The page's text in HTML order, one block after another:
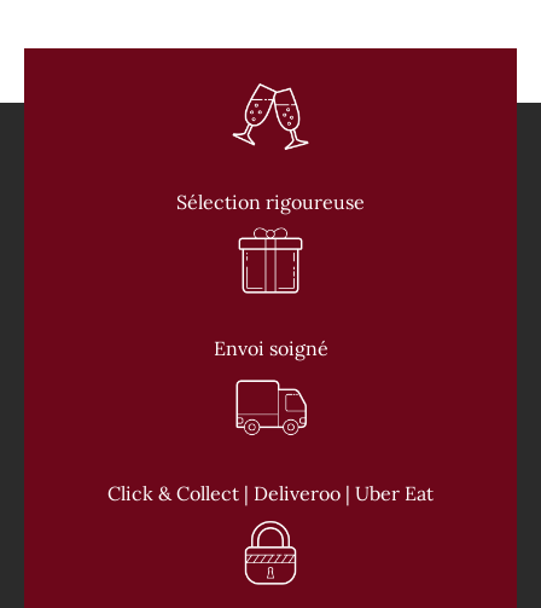
Sélection rigoureuse
Envoi soigné
Click & Collect | Deliveroo | Uber Eat